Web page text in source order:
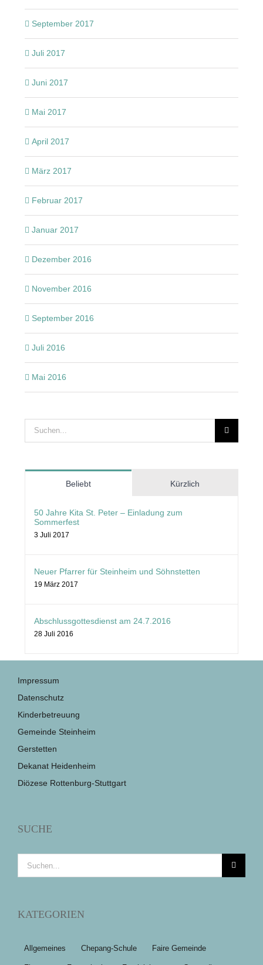
September 2017
Juli 2017
Juni 2017
Mai 2017
April 2017
März 2017
Februar 2017
Januar 2017
Dezember 2016
November 2016
September 2016
Juli 2016
Mai 2016
Suche
nach:
Beliebt Kürzlich
50 Jahre Kita St. Peter – Einladung zum
Sommerfest
3 Juli 2017
Neuer Pfarrer für Steinheim und Söhnstetten
19 März 2017
Abschlussgottesdienst am 24.7.2016
28 Juli 2016
Impressum
Datenschutz
Kinderbetreuung
Gemeinde Steinheim
Gerstetten
Dekanat Heidenheim
Diözese Rottenburg-Stuttgart
SUCHE
Suche
nach:
KATEGORIEN
Allgemeines Chepang-Schule Faire Gemeinde